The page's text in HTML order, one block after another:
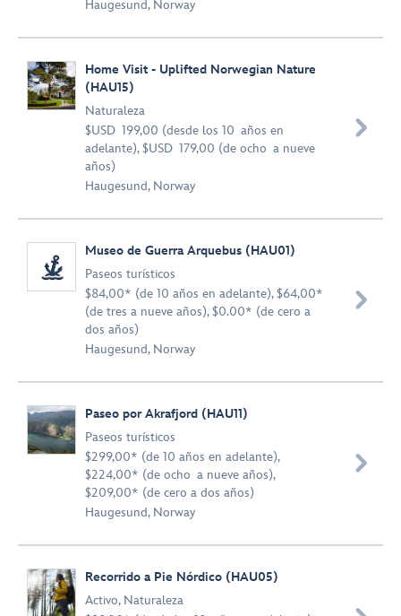
Haugesund, Norway
Home Visit - Uplifted Norwegian Nature
(HAU15)
Naturaleza
$USD 199,00 (desde los 10 años en
adelante), $USD 179,00 (de ocho a nueve
años)
Haugesund, Norway

Museo de Guerra Arquebus (HAU01)
Paseos turísticos
$84,00* (de 10 años en adelante), $64,00*
(de tres a nueve años), $0.00* (de cero a
dos años)
Haugesund, Norway

Paseo por Akrafjord (HAU11)
Paseos turísticos
$299,00* (de 10 años en adelante),
$224,00* (de ocho a nueve años),
$209,00* (de cero a dos años)
Haugesund, Norway

Recorrido a Pie Nórdico (HAU05)
Activo, Naturaleza